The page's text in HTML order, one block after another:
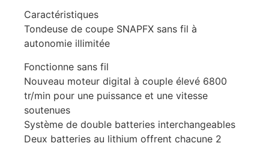
Caractéristiques
Tondeuse de coupe SNAPFX sans fil à
autonomie illimitée
Fonctionne sans fil
Nouveau moteur digital à couple élevé 6800
tr/min pour une puissance et une vitesse
soutenues
Système de double batteries interchangeables
Deux batteries au lithium offrent chacune 2